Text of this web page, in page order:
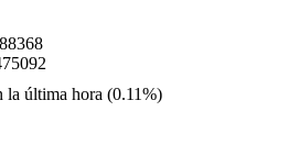
la última hora (0.11%)